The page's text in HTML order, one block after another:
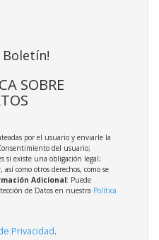
Boletín!
SOBRE
por el usuario y enviarle la
del usuario;
si existe una obligación legal;
como otros derechos, como se
Adicional: Puede
de Datos en nuestra Política
Privacidad.